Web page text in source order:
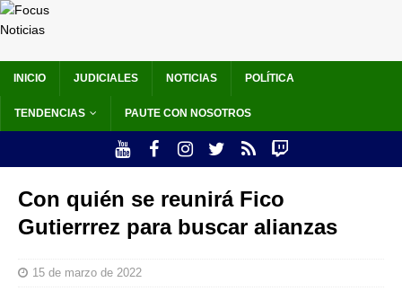
INICIO JUDICIALES NOTICIAS POLÍTICA
TENDENCIAS PAUTE CON NOSOTROS
Con quién se reunirá Fico
Gutierrrez para buscar alianzas
15 de marzo de 2022